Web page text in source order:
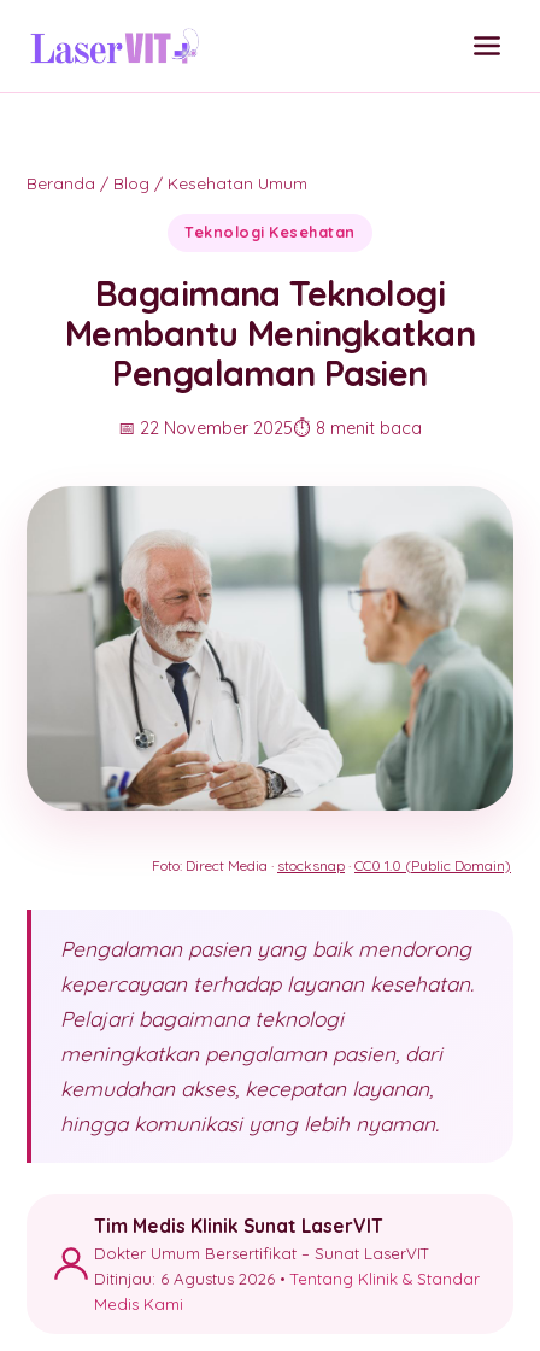
Beranda / Blog / Kesehatan Umum
Teknologi Kesehatan
Bagaimana Teknologi
Membantu Meningkatkan
Pengalaman Pasien
📅 22 November 2025⏱️ 8 menit baca
Foto: Direct Media · stocksnap · CC0 1.0 (Public Domain)
Pengalaman pasien yang baik mendorong
kepercayaan terhadap layanan kesehatan.
Pelajari bagaimana teknologi
meningkatkan pengalaman pasien, dari
kemudahan akses, kecepatan layanan,
hingga komunikasi yang lebih nyaman.
Tim Medis Klinik Sunat LaserVIT
Dokter Umum Bersertifikat – Sunat LaserVIT
Ditinjau: 6 Agustus 2026 •Tentang Klinik & Standar
Medis Kami